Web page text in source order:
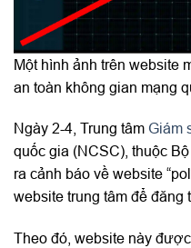
Một hình ảnh trên website
an toàn không gian mạng
Ngày 2-4, Trung tâm Giám
quốc gia (NCSC), thuộc
ra cảnh báo về website
website trung tâm để đăng
Theo đó, website này